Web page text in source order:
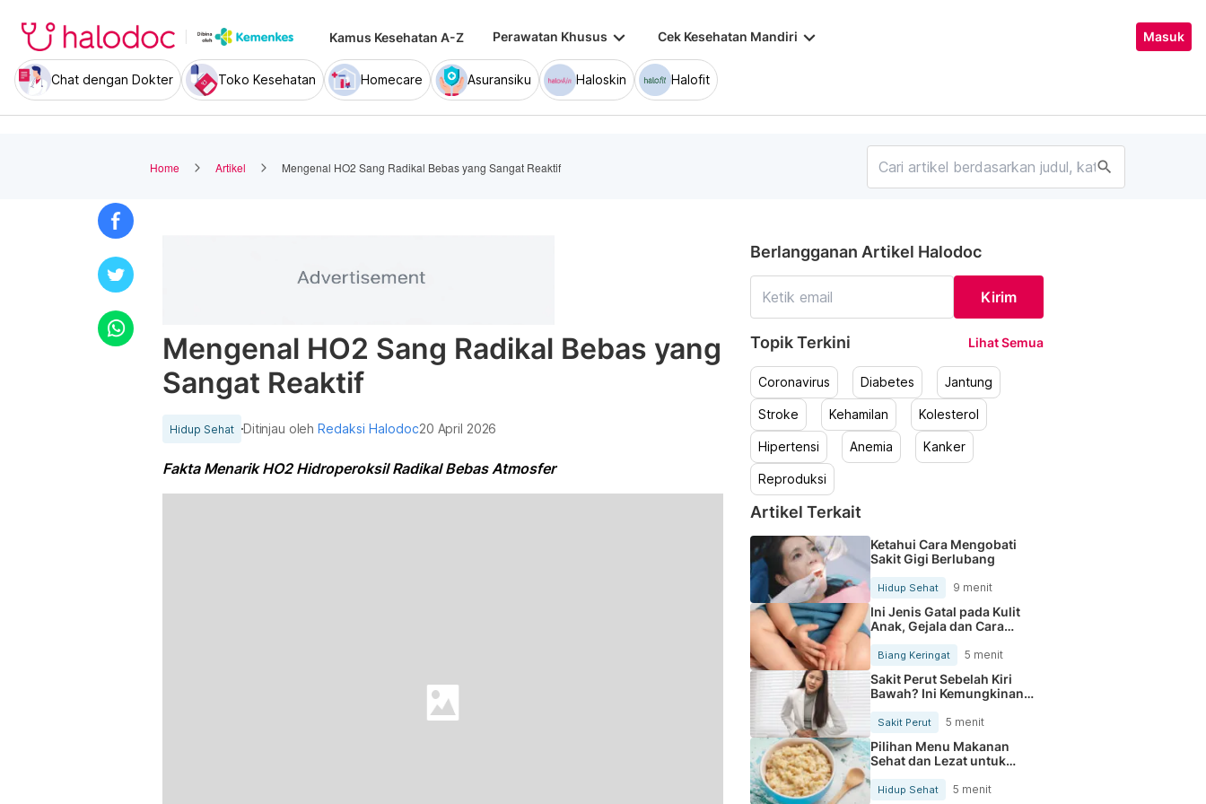
Kamus Kesehatan A-Z Perawatan Khusus keyboard_arrow_down Cek Kesehatan Mandiri keyboard_arrow_down Masuk
Chat dengan Dokter Toko Kesehatan Homecare Asuransiku Haloskin Halofit
Home Artikel Mengenal HO2 Sang Radikal Bebas yang Sangat Reaktif search
Mengenal HO2 Sang Radikal Bebas yang
Sangat Reaktif
Hidup Sehat Ditinjau olehRedaksi Halodoc20 April 2026
Fakta Menarik HO2 Hidroperoksil Radikal Bebas Atmosfer
Berlangganan Artikel Halodoc
Kirim
Topik Terkini Lihat Semua
Coronavirus Diabetes Jantung
Stroke Kehamilan Kolesterol
Hipertensi Anemia Kanker
Reproduksi
Artikel Terkait
Ketahui Cara Mengobati
Sakit Gigi Berlubang
Hidup Sehat 9 menit
Ini Jenis Gatal pada Kulit
Anak, Gejala dan Cara
Mengobatinya
Biang Keringat 5 menit
Sakit Perut Sebelah Kiri
Bawah? Ini Kemungkinan
Sakit Perut 5 menit
Pilihan Menu Makanan
Sehat dan Lezat untuk
Mengurangi Kolesterol
Hidup Sehat 5 menit